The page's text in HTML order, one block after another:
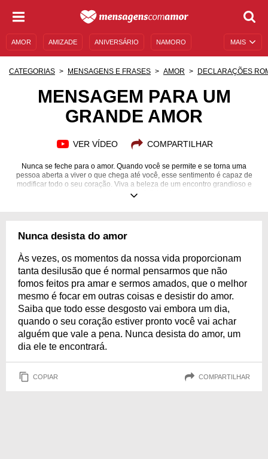
MAIS
AMOR AMIZADE ANIVERSÁRIO NAMORO
MENSAGENS E FRASES MENSAGENS DE ANIVERSÁRIO
CATEGORIAS MENSAGENS E FRASES AMOR DECLARAÇÕES
MENSAGEM PARA UM
GRANDE AMOR
VER VÍDEO COMPARTILHAR
Nunca se feche para o amor. Quando você se permite e se torna uma
pessoa aberta a viver o que chega até você, esse sentimento é capaz de
modificar todo o seu coração. Viva a beleza de um encontro grandioso e
aproxime-se da felicidade.
Nunca desista do amor
Às vezes, os momentos da nossa vida proporcionam
tanta desilusão que é normal pensarmos que não
fomos feitos pra amar e sermos amados, que o melhor
mesmo é focar em outras coisas e desistir do amor.
Saiba que todo esse desgosto vai embora um dia,
quando o seu coração estiver pronto você vai achar
alguém que vale a pena. Nunca desista do amor, um
dia ele te encontrará.
COPIAR COMPARTILHAR